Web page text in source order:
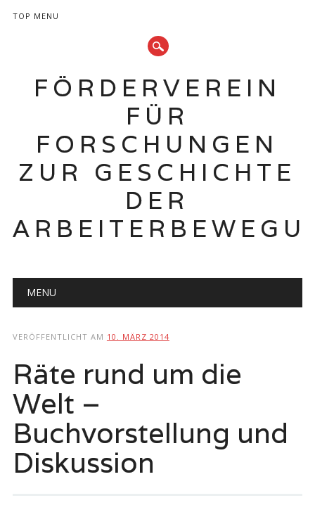
TOP MENU
FÖRDERVEREIN
FÜR
FORSCHUNGEN
ZUR GESCHICHTE
DER
Hauptmenü
MENU
VERÖFFENTLICHT AM 10. MÄRZ 2014
Räte rund um die
Welt –
Buchvorstellung und
Diskussion